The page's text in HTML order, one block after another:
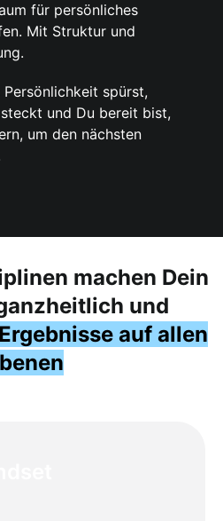
für persönliches
Mit Struktur und
spürst,
und Du bereit bist,
um den nächsten
machen Dein
und
auf allen